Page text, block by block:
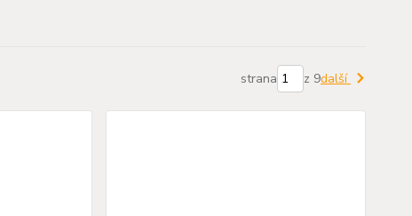
strana z 9další